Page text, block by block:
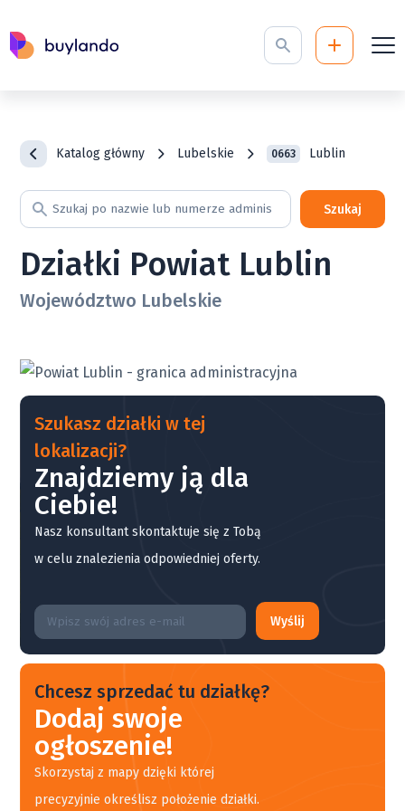
Katalog główny Lubelskie 0663 Lublin
Szukaj
Działki Powiat Lublin
Województwo Lubelskie
Szukasz działki w tej
lokalizacji?
Znajdziemy ją dla
Ciebie!
Nasz konsultant skontaktuje się z Tobą
w celu znalezienia odpowiedniej oferty.
Wyślij
Chcesz sprzedać tu działkę?
Dodaj swoje
ogłoszenie!
Skorzystaj z mapy dzięki której
precyzyjnie określisz położenie działki.